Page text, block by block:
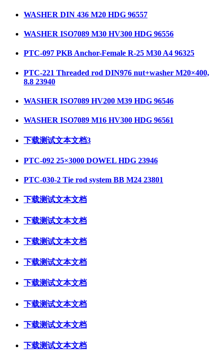
WASHER DIN 436 M20 HDG 96557
WASHER ISO7089 M30 HV300 HDG 96556
PTC-097 PKB Anchor-Female R-25 M30 A4 96325
PTC-221 Threaded rod DIN976 nut+washer M20×400,
8.8 23940
WASHER ISO7089 HV200 M39 HDG 96546
WASHER ISO7089 M16 HV300 HDG 96561
下载测试文本文档3
PTC-092 25×3000 DOWEL HDG 23946
PTC-030-2 Tie rod system BB M24 23801
下载测试文本文档
下载测试文本文档
下载测试文本文档
下载测试文本文档
下载测试文本文档
下载测试文本文档
下载测试文本文档
下载测试文本文档